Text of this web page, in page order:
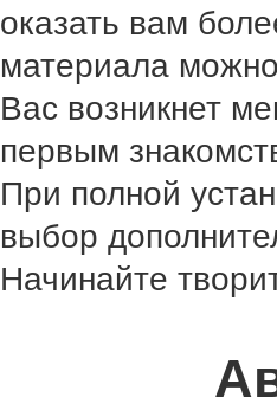
оказать вам
материала
Вас возникнет
первым
При полной
выбор
Начинайте